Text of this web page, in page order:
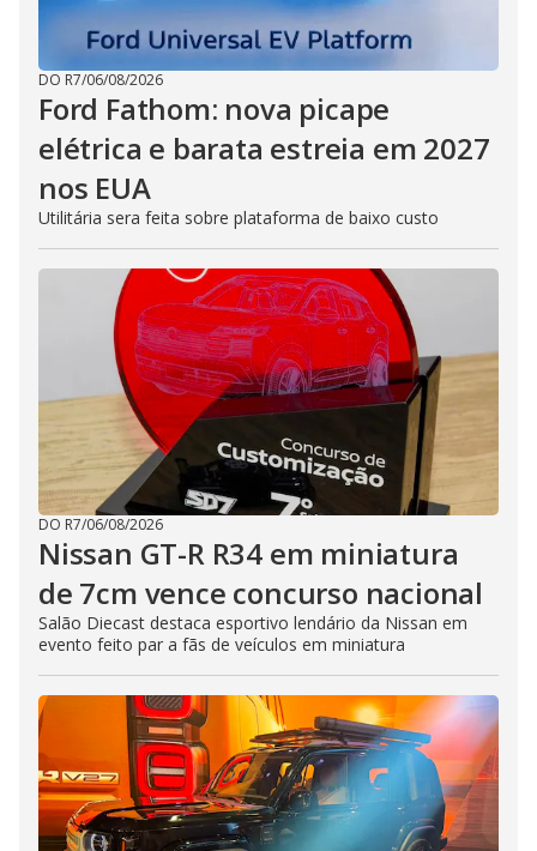
DO R7/06/08/2026
Ford Fathom: nova picape
elétrica e barata estreia em 2027
nos EUA
Utilitária sera feita sobre plataforma de baixo custo
DO R7/06/08/2026
Nissan GT-R R34 em miniatura
de 7cm vence concurso nacional
Salão Diecast destaca esportivo lendário da Nissan em
evento feito par a fãs de veículos em miniatura